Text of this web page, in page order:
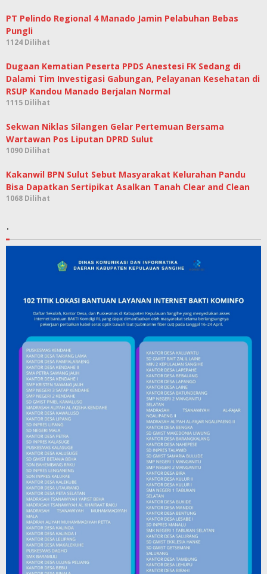
PT Pelindo Regional 4 Manado Jamin Pelabuhan Bebas
Pungli
1124 Dilihat
Dugaan Kematian Peserta PPDS Anestesi FK Sedang di
Dalami Tim Investigasi Gabungan, Pelayanan Kesehatan di
RSUP Kandou Manado Berjalan Normal
1115 Dilihat
Sekwan Niklas Silangen Gelar Pertemuan Bersama
Wartawan Pos Liputan DPRD Sulut
1090 Dilihat
Kakanwil BPN Sulut Sebut Masyarakat Kelurahan Pandu
Bisa Dapatkan Sertipikat Asalkan Tanah Clear and Clean
1068 Dilihat
.